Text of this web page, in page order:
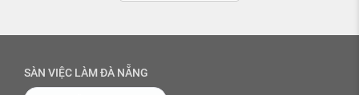
SÀN VIỆC LÀM ĐÀ NẴNG